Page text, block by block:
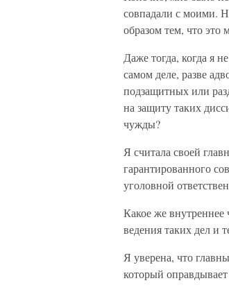
совпадали с моими.
образом тем, что это
Даже тогда, когда я
самом деле, разве
подзащитных или
на защиту таких
чужды?
Я считала своей
гарантированного
уголовной
Какое же внутреннее
ведения таких дел и
Я уверена, что
который оправдывает